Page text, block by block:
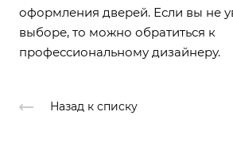
оформления дверей. Если вы не
выборе, то можно обратиться к
профессиональному дизайнеру.
Назад к списку